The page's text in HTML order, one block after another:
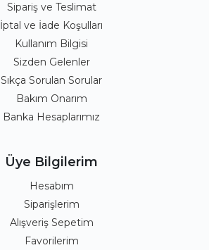
Sipariş ve Teslimat
İptal ve İade Koşulları
Kullanım Bilgisi
Sizden Gelenler
Sıkça Sorulan Sorular
Bakım Onarım
Banka Hesaplarımız
Üye Bilgilerim
Hesabım
Siparişlerim
Alışveriş Sepetim
Favorilerim